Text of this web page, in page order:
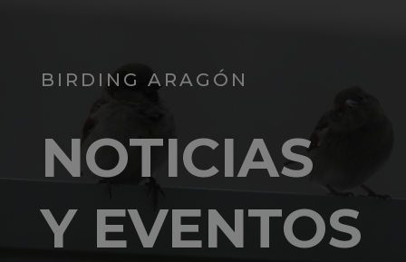
BIRDING ARAGÓN
NOTICIAS
Y EVENTOS